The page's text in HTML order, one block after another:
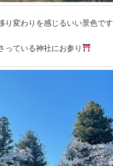
り変わりを感じるいい景色です
っている神社にお参り